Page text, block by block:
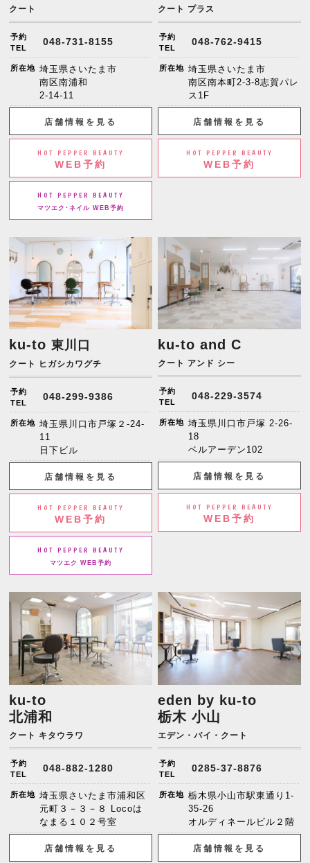
クート
予約
TEL
048-731-8155
所在地 埼玉県さいたま市
南区南浦和
2-14-11
店舗情報を見る
HOT PEPPER BEAUTY
WEB予約
HOT PEPPER BEAUTY
マツエク･ネイル WEB予約
クート プラス
予約
TEL
048-762-9415
所在地 埼玉県さいたま市
南区南本町2-3-8志賀パレ
ス1F
店舗情報を見る
HOT PEPPER BEAUTY
WEB予約
ku-to東川口
クート ヒガシカワグチ
予約
TEL
048-299-9386
所在地 埼玉県川口市戸塚２-24-
11
日下ビル
店舗情報を見る
HOT PEPPER BEAUTY
WEB予約
HOT PEPPER BEAUTY
マツエク WEB予約
ku-to and C
クート アンド シー
予約
TEL
048-229-3574
所在地 埼玉県川口市戸塚 2-26-
18
ベルアーデン102
店舗情報を見る
HOT PEPPER BEAUTY
WEB予約
ku-to
北浦和
クート キタウラワ
予約
TEL
048-882-1280
所在地 埼玉県さいたま市浦和区
元町３－３－８ Locoは
なまる１０２号室
店舗情報を見る
eden by ku-to
栃木 小山
エデン・バイ・クート
予約
TEL
0285-37-8876
所在地 栃木県小山市駅東通り1-
35-26
オルディネールビル２階
店舗情報を見る